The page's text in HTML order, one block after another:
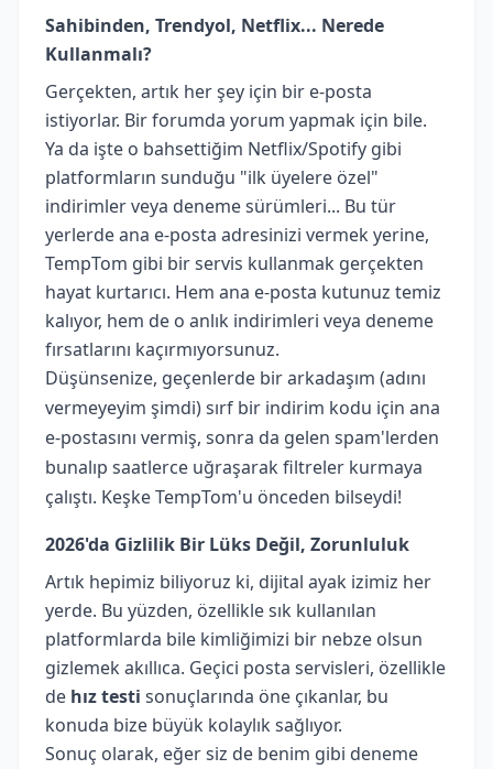
Sahibinden, Trendyol, Netflix... Nerede
Kullanmalı?
Gerçekten, artık her şey için bir e-posta
istiyorlar. Bir forumda yorum yapmak için bile.
Ya da işte o bahsettiğim Netflix/Spotify gibi
platformların sunduğu "ilk üyelere özel"
indirimler veya deneme sürümleri... Bu tür
yerlerde ana e-posta adresinizi vermek yerine,
TempTom gibi bir servis kullanmak gerçekten
hayat kurtarıcı. Hem ana e-posta kutunuz temiz
kalıyor, hem de o anlık indirimleri veya deneme
fırsatlarını kaçırmıyorsunuz.
Düşünsenize, geçenlerde bir arkadaşım (adını
vermeyeyim şimdi) sırf bir indirim kodu için ana
e-postasını vermiş, sonra da gelen spam'lerden
bunalıp saatlerce uğraşarak filtreler kurmaya
çalıştı. Keşke TempTom'u önceden bilseydi!
2026'da Gizlilik Bir Lüks Değil, Zorunluluk
Artık hepimiz biliyoruz ki, dijital ayak izimiz her
yerde. Bu yüzden, özellikle sık kullanılan
platformlarda bile kimliğimizi bir nebze olsun
gizlemek akıllıca. Geçici posta servisleri, özellikle
de hız testi sonuçlarında öne çıkanlar, bu
konuda bize büyük kolaylık sağlıyor.
Sonuç olarak, eğer siz de benim gibi deneme